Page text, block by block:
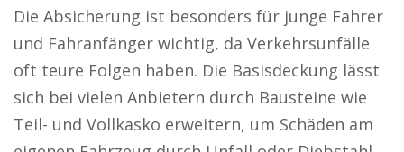
Die Absicherung ist besonders für junge Fahrer
und Fahranfänger wichtig, da Verkehrsunfälle
oft teure Folgen haben. Die Basisdeckung lässt
sich bei vielen Anbietern durch Bausteine wie
Teil- und Vollkasko erweitern, um Schäden am